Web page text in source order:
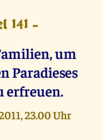
141 -
um
Paradieses
erfreuen.
23.00 Uhr